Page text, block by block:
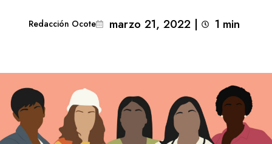
Redacción Ocote marzo 21, 2022 | 1 min